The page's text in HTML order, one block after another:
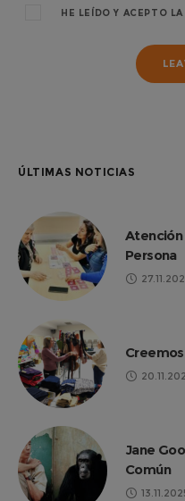
HE LEÍDO Y ACEPTO LA
ÚLTIMAS NOTICIAS
Atención
Persona
Jane
Común